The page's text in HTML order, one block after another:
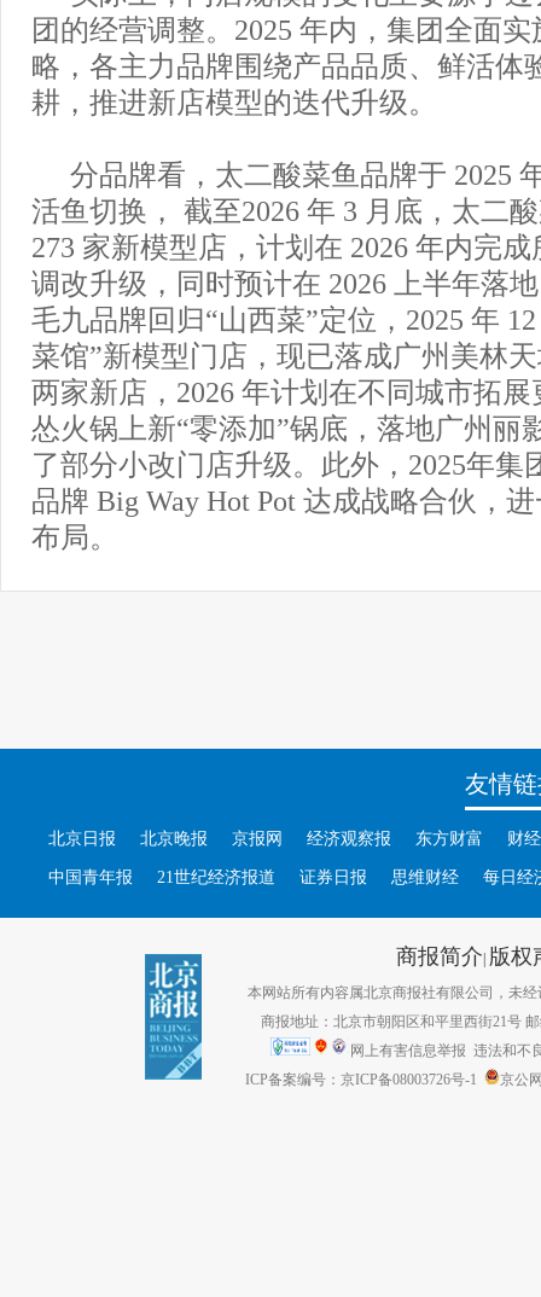
团的经营调整。2025 年内，集团全面实
略，各主力品牌围绕产品品质、鲜活体
耕，推进新店模型的迭代升级。
分品牌看，太二酸菜鱼品牌于 2025
活鱼切换， 截至2026 年 3 月底，太二
273 家新模型店，计划在 2026 年内完
调改升级，同时预计在 2026 上半年落
毛九品牌回归“山西菜”定位，2025 年
菜馆”新模型门店，现已落成广州美林
两家新店，2026 年计划在不同城市拓
怂火锅上新“零添加”锅底，落地广州丽
了部分小改门店升级。此外，2025年集
品牌 Big Way Hot Pot 达成战略合伙，
布局。
友情
北京日报 北京晚报 京报网 经济观察报 东方财富 财
中国青年报 21世纪经济报道 证券日报 思维财经 每日经
商报简介| 版权
本网站所有内容属北京商报社有限公司，未经
商报地址：北京市朝阳区和平里西街21号
网上有害信息举报 违法和不
ICP备案编号：京ICP备08003726号-1
京公